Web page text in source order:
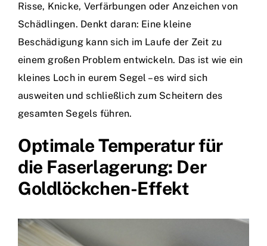
Risse, Knicke, Verfärbungen oder Anzeichen von
Schädlingen. Denkt daran: Eine kleine
Beschädigung kann sich im Laufe der Zeit zu
einem großen Problem entwickeln. Das ist wie ein
kleines Loch in eurem Segel – es wird sich
ausweiten und schließlich zum Scheitern des
gesamten Segels führen.
Optimale Temperatur für
die Faserlagerung: Der
Goldlöckchen-Effekt